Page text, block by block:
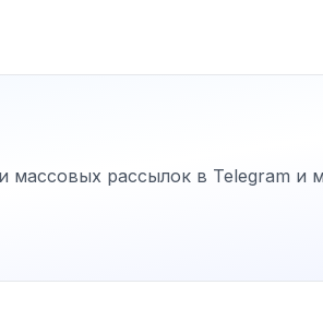
массовых рассылок в Telegram и